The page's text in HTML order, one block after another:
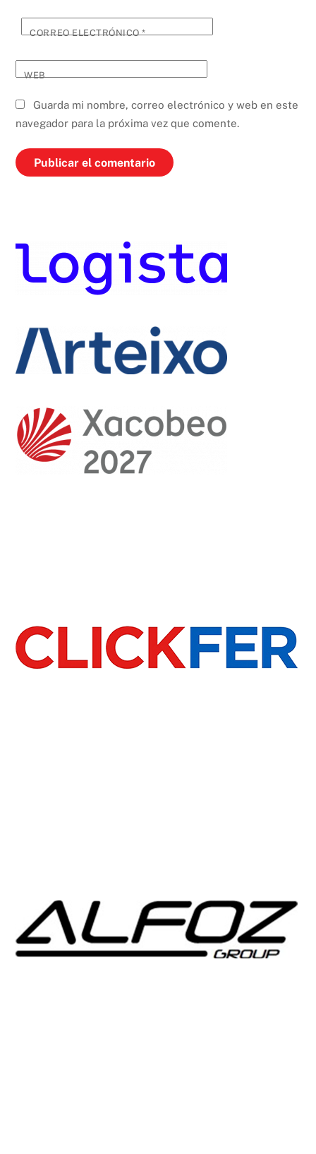
CORREO ELECTRÓNICO*
WEB
Guarda mi nombre, correo electrónico y web en este
navegador para la próxima vez que comente.